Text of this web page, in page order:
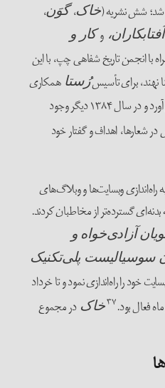
خاک،گوَن،
آفتابکاران،وکار و
با انجمن تاریخ شفاهی چپ، با این
نهند، برای تأسیسرُستاهمکاری
حدود یک سال دوام آورد و در سال ۱۳۸۴ دیگر وجود
شعارها، اهداف و گفتار خود
وبسایت‌ها و وبلاگ‌های
گسترده‌تر از مخاطبان کردند.
آزادی‌خواه و
سوسیالیست پلی‌تکنیک
۱۳۸۵ وبسایت خود را راه‌اندازی نمود و تا خرداد
۳۷خاکدر مجموع